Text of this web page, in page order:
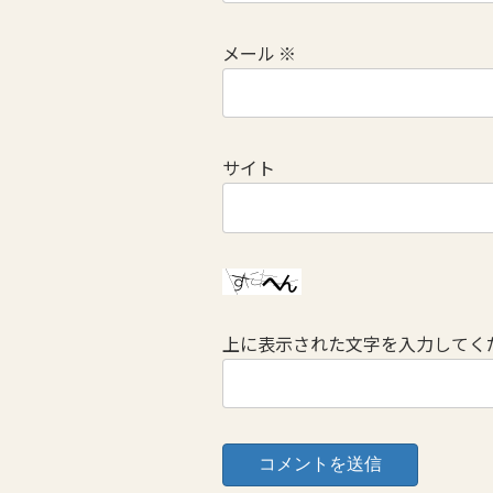
メール ※
サイト
上に表示された文字を入力してく